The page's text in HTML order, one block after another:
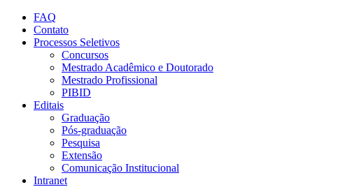
Conteúdo principal
FAQ
Contato
Processos Seletivos
Concursos
Mestrado Acadêmico e Doutorado
Mestrado Profissional
PIBID
Editais
Graduação
Pós-graduação
Pesquisa
Extensão
Comunicação Institucional
Intranet